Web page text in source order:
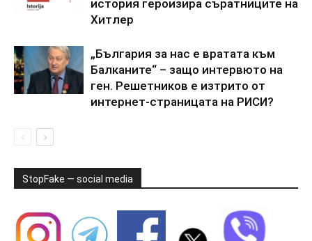
история героизира съратниците на
Хитлер
„България за нас е вратата към
Балканите“ – защо интервюто на
ген. Решетников е изтрито от
интернет-страницата на РИСИ?
StopFake — social media